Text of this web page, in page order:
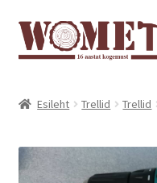
Minu konto
Esileht Trellid Trellid